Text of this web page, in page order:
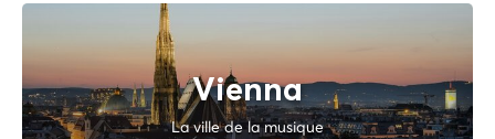
Vienna
La ville de la musique